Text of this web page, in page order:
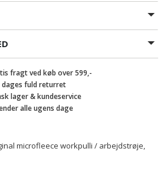
fragt ved køb over 599,-
dages fuld returret
lager & kundeservice
alle ugens dage
microfleece workpulli / arbejdstrøje,